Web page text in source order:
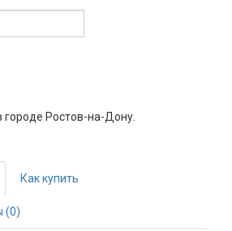
городе Ростов-на-Дону
Как купить
(0)